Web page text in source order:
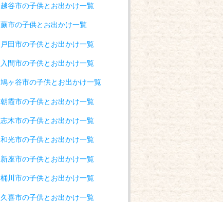
越谷市の子供とお出かけ一覧
蕨市の子供とお出かけ一覧
戸田市の子供とお出かけ一覧
入間市の子供とお出かけ一覧
鳩ヶ谷市の子供とお出かけ一覧
朝霞市の子供とお出かけ一覧
志木市の子供とお出かけ一覧
和光市の子供とお出かけ一覧
新座市の子供とお出かけ一覧
桶川市の子供とお出かけ一覧
久喜市の子供とお出かけ一覧